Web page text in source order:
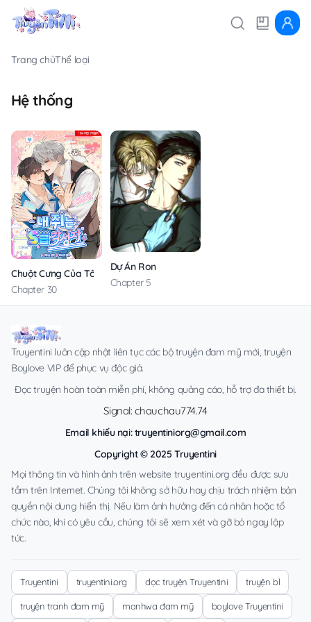
Trang chủThể loại
Hệ thống
Chuột Cưng Của Tôi Là Thức Tỉnh Giả Hạng S
Chapter 30
Dự Án Ron
Chapter 5
Truyentini luôn cập nhật liên tục các bộ truyện đam mỹ mới, truyện
Boylove VIP để phục vụ độc giả.
Đọc truyện hoàn toàn miễn phí, không quảng cáo, hỗ trợ đa thiết bị.
Signal: chauchau774.74
Email khiếu nại:truyentiniorg@gmail.com
Copyright © 2025 Truyentini
Mọi thông tin và hình ảnh trên website truyentini.org đều được sưu
tầm trên Internet. Chúng tôi không sở hữu hay chịu trách nhiệm bản
quyền nội dung hiển thị. Nếu làm ảnh hưởng đến cá nhân hoặc tổ
chức nào, khi có yêu cầu, chúng tôi sẽ xem xét và gỡ bỏ ngay lập
tức.
Truyentini truyentini.org đọc truyện Truyentini truyện bl
truyện tranh đam mỹ manhwa đam mỹ boylove Truyentini